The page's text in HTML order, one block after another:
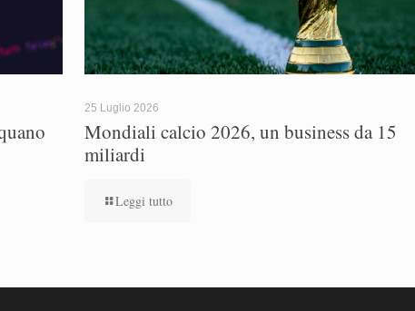
25 Luglio 2026
Mondiali calcio 2026, un business da 15
miliardi
Leggi tutto